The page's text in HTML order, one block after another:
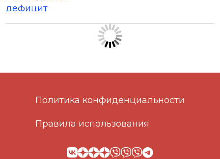
Политика конфиденциальности
Правила использования